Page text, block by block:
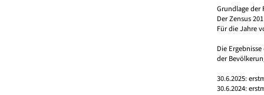
Grundlage der
Der Zensus
Für die Jahre
Die
der
30.6.2025:
30.6.2024: